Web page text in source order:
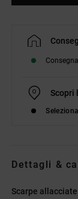
Scopri
Dettagli &
Scarpe